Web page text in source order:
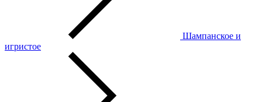
Шампанское и
игристое